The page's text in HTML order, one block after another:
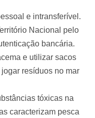
e intransferível.
Nacional pelo
bancária.
e utilizar sacos
resíduos no mar
tóxicas na
caracterizam pesca